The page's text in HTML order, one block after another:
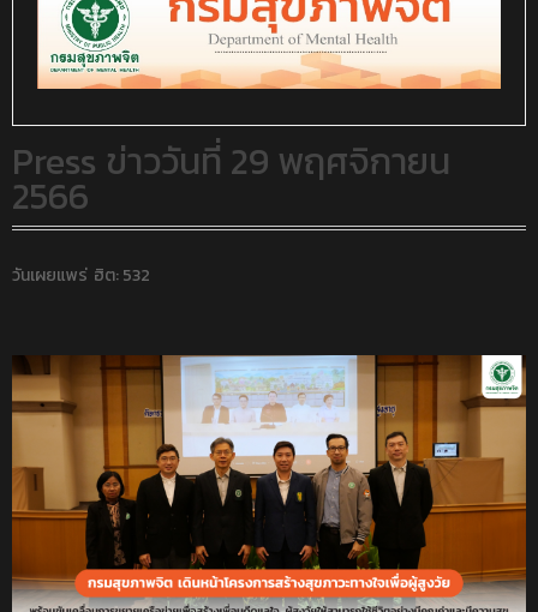
Press ข่าววันที่ 29 พฤศจิกายน
2566
วันเผยแพร่ ฮิต: 532